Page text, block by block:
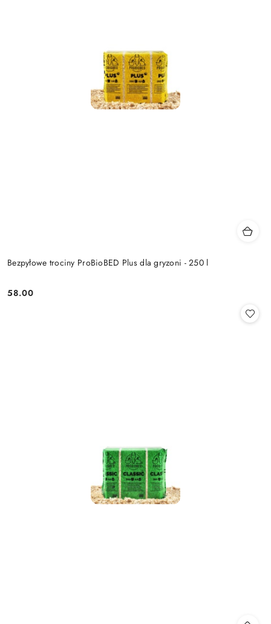
Bezpyłowe trociny ProBioBED Plus dla gryzoni - 250 l
Cena:
58.00